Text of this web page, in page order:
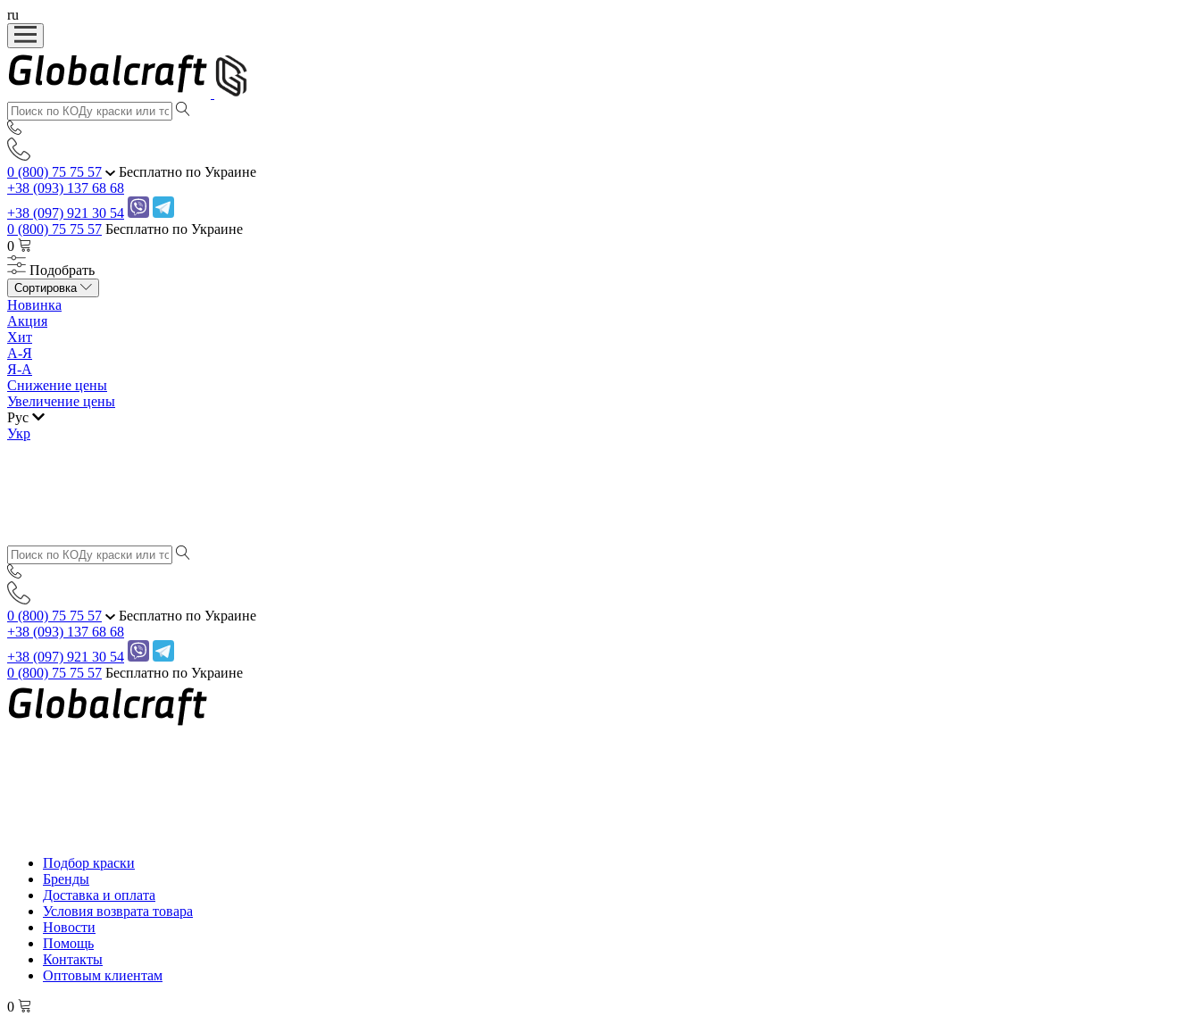
ru
0 (800) 75 75 57
Бесплатно по Украине
+38 (093) 137 68 68
+38 (097) 921 30 54
0 (800) 75 75 57 Бесплатно по Украине
0
Подобрать
Сортировка
Новинка
Акция
Хит
А-Я
Я-А
Снижение цены
Увеличение цены
Рус
Укр
0 (800) 75 75 57
Бесплатно по Украине
+38 (093) 137 68 68
+38 (097) 921 30 54
0 (800) 75 75 57 Бесплатно по Украине
Подбор краски
Бренды
Доставка и оплата
Условия возврата товара
Новости
Помощь
Контакты
Оптовым клиентам
0